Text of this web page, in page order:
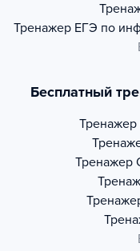
Тренажер ЕГЭ по
Бесплатный
Тренажер
Тренажер